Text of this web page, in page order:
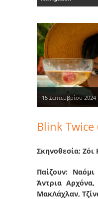
15 Σεπτεμβρίου 2024
Blink Twice
Σκηνοθεσία: Ζόι
Παίζουν: Ναόμι
Άντρια Αρχόνα,
ΜακΛάχλαν,